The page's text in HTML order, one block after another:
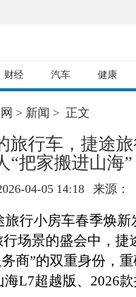
财经 汽车 健康
> 新闻 > 正文
旅行车，捷途
“把家搬进山海”
04-05 14:18 来源：
旅行小房车春季焕
场景的盛会中，捷
商”的双重身份，
L7超越版、2026